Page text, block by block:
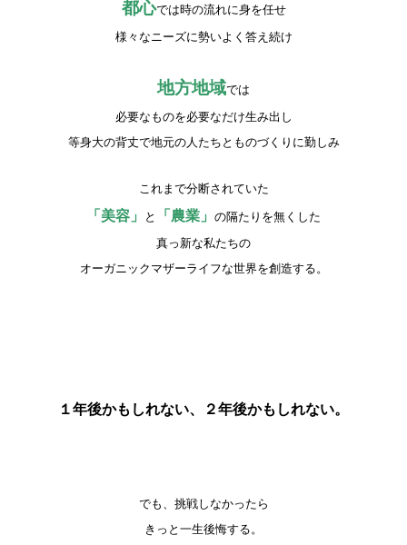
都心では時の流れに身を任せ
様々なニーズに勢いよく答え続け
地方地域では
必要なものを必要なだけ生み出し
等身大の背丈で地元の人たちとものづくりに勤しみ
これまで分断されていた
「美容」 と 「農業」 の隔たりを無くした
真っ新な私たちの
オーガニックマザーライフな世界を創造する。
１年後かもしれない、２年後かもしれない。
でも、挑戦しなかったら
きっと一生後悔する。